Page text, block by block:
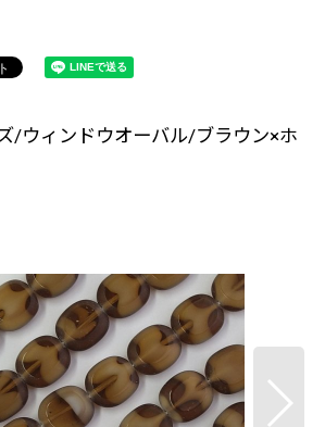
/ウィンドウオーバル/ブラウン×ホ